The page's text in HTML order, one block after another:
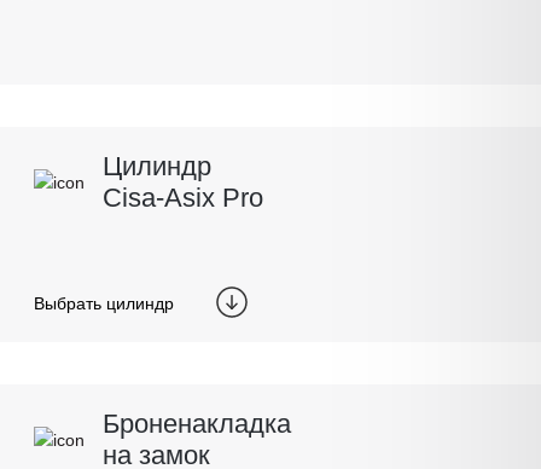
Цилиндр
Cisa-Asix Pro
Выбрать цилиндр
Броненакладка
на замок